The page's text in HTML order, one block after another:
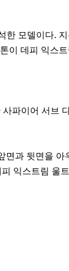
한 모델이다.
이 데피 익스
파이어 서브
과 뒷면을
익스트림 울